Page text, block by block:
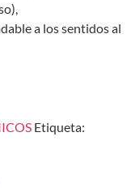
a los sentidos al
Etiqueta: